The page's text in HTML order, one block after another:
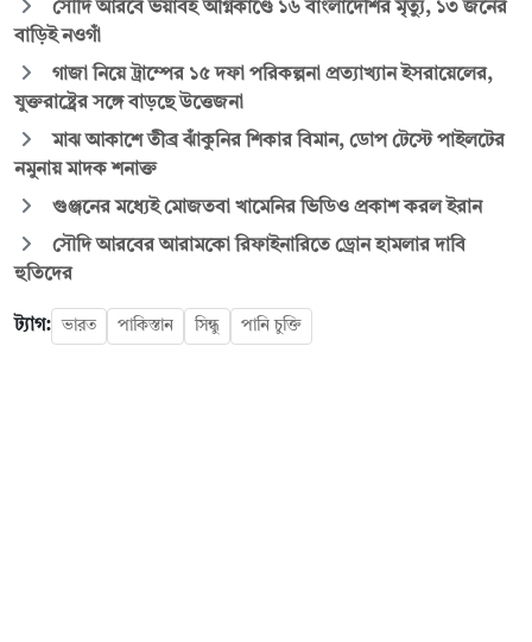
সৌদি আরবে ভয়াবহ অগ্নিকাণ্ডে ১৬ বাংলাদেশির মৃত্যু, ১৩ জনের
বাড়িই নওগাঁ
গাজা নিয়ে ট্রাম্পের ১৫ দফা পরিকল্পনা প্রত্যাখ্যান ইসরায়েলের,
যুক্তরাষ্ট্রের সঙ্গে বাড়ছে উত্তেজনা
মাঝ আকাশে তীব্র ঝাঁকুনির শিকার বিমান, ডোপ টেস্টে পাইলটের
নমুনায় মাদক শনাক্ত
গুঞ্জনের মধ্যেই মোজতবা খামেনির ভিডিও প্রকাশ করল ইরান
সৌদি আরবের আরামকো রিফাইনারিতে ড্রোন হামলার দাবি
হুতিদের
ট্যাগ: ভারত পাকিস্তান সিন্ধু পানি চুক্তি